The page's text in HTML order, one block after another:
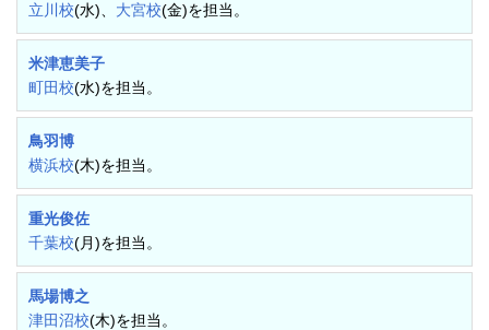
立川校(水)、 大宮校(金)を担当。
米津恵美子
町田校(水)を担当。
鳥羽博
横浜校(木)を担当。
重光俊佐
千葉校(月)を担当。
馬場博之
津田沼校(木)を担当。